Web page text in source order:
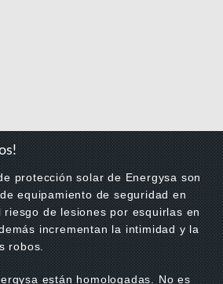
protección solar de Energysa son
equipamiento de seguridad en
de lesiones por esquirlas en
incrementan la intimidad y la
robos.
están homologadas. No es